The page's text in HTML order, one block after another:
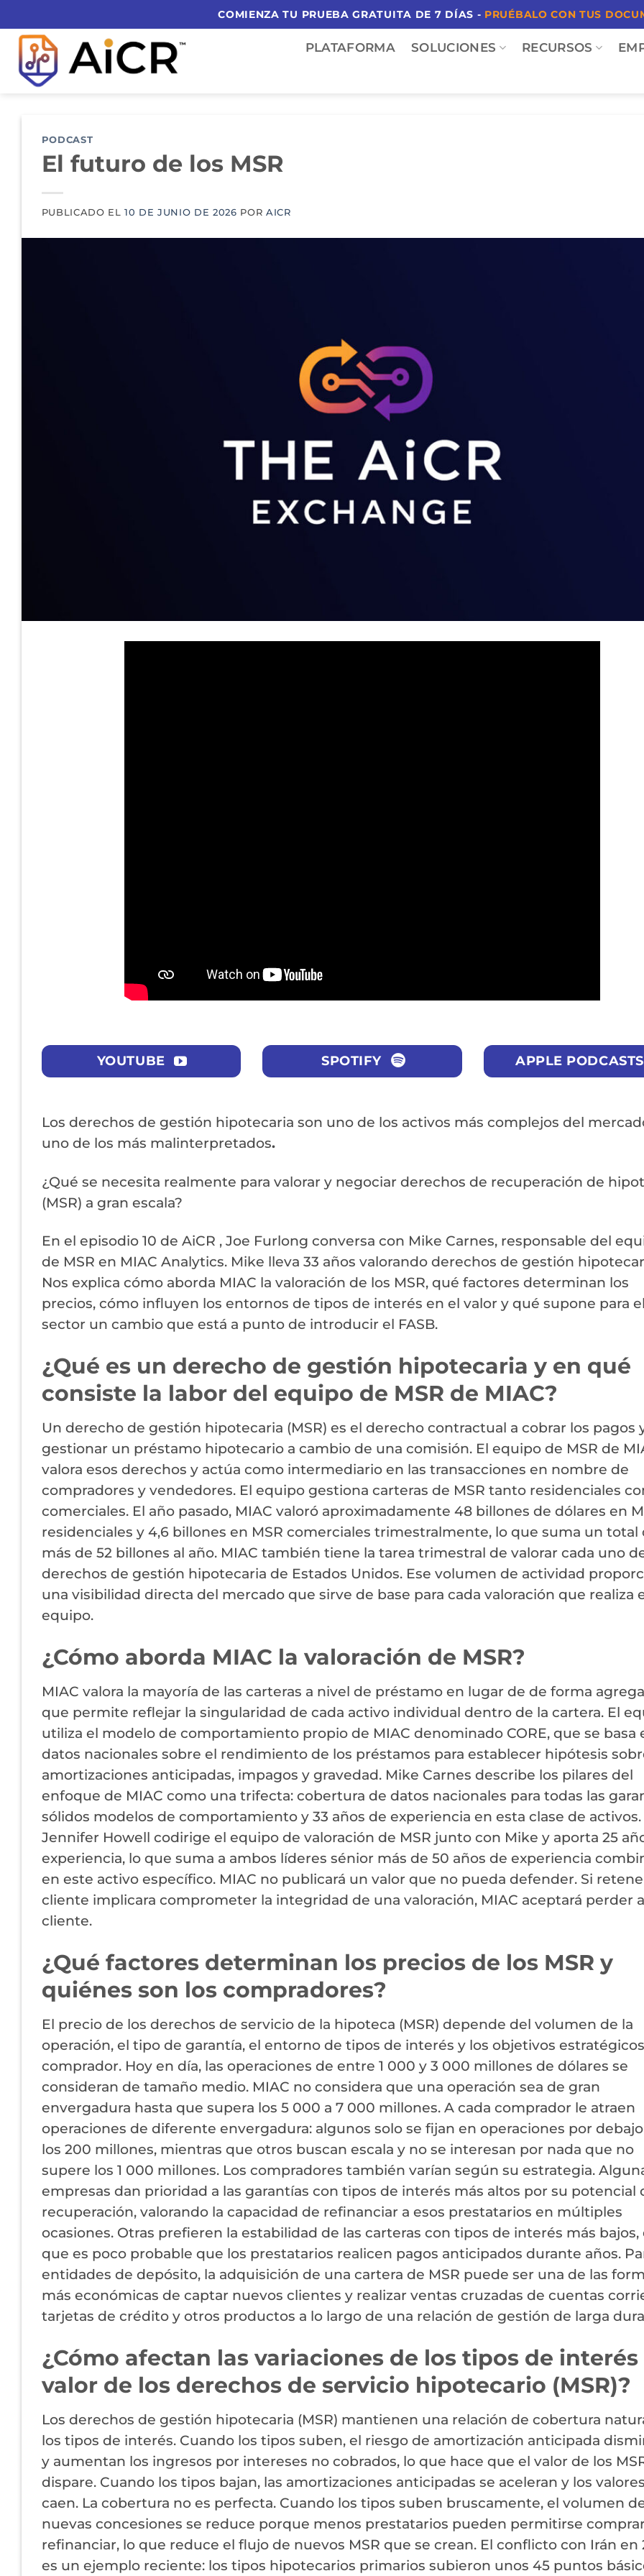
al
contenido
COMIENZA TU PRUEBA GRATUITA DE 7 DÍAS - PRUÉBALO CON TUS
PLATAFORMA SOLUCIONES RECURSOS
PODCAST
El futuro de los MSR
PUBLICADO EL10 DE JUNIO DE 2026 POR AICR
YOUTUBE SPOTIFY APPLE PODCASTS
Los derechos de gestión hipotecaria son uno de los activos más complejos del
uno de los más malinterpretados.
¿Qué se necesita realmente para valorar y negociar derechos de recuperación de
(MSR) a gran escala?
En el episodio 10 de AiCR , Joe Furlong conversa con Mike Carnes, responsable del
de MSR en MIAC Analytics. Mike lleva 33 años valorando derechos de gestión
Nos explica cómo aborda MIAC la valoración de los MSR, qué factores determinan los
precios, cómo influyen los entornos de tipos de interés en el valor y qué supone para el
sector un cambio que está a punto de introducir el FASB.
¿Qué es un derecho de gestión hipotecaria y en qué
consiste la labor del equipo de MSR de MIAC?
Un derecho de gestión hipotecaria (MSR) es el derecho contractual a cobrar los pagos
gestionar un préstamo hipotecario a cambio de una comisión. El equipo de MSR de
valora esos derechos y actúa como intermediario en las transacciones en nombre de
compradores y vendedores. El equipo gestiona carteras de MSR tanto residenciales
comerciales. El año pasado, MIAC valoró aproximadamente 48 billones de dólares en
residenciales y 4,6 billones en MSR comerciales trimestralmente, lo que suma un total
más de 52 billones al año. MIAC también tiene la tarea trimestral de valorar cada uno
derechos de gestión hipotecaria de Estados Unidos. Ese volumen de actividad
una visibilidad directa del mercado que sirve de base para cada valoración que realiza
equipo.
¿Cómo aborda MIAC la valoración de MSR?
MIAC valora la mayoría de las carteras a nivel de préstamo en lugar de de forma
que permite reflejar la singularidad de cada activo individual dentro de la cartera. El
utiliza el modelo de comportamiento propio de MIAC denominado CORE, que se basa
datos nacionales sobre el rendimiento de los préstamos para establecer hipótesis
amortizaciones anticipadas, impagos y gravedad. Mike Carnes describe los pilares del
enfoque de MIAC como una trifecta: cobertura de datos nacionales para todas las
sólidos modelos de comportamiento y 33 años de experiencia en esta clase de activos.
Jennifer Howell codirige el equipo de valoración de MSR junto con Mike y aporta 25
experiencia, lo que suma a ambos líderes sénior más de 50 años de experiencia
en este activo específico. MIAC no publicará un valor que no pueda defender. Si
cliente implicara comprometer la integridad de una valoración, MIAC aceptará perder
cliente.
¿Qué factores determinan los precios de los MSR y
quiénes son los compradores?
El precio de los derechos de servicio de la hipoteca (MSR) depende del volumen de la
operación, el tipo de garantía, el entorno de tipos de interés y los objetivos
comprador. Hoy en día, las operaciones de entre 1 000 y 3 000 millones de dólares se
consideran de tamaño medio. MIAC no considera que una operación sea de gran
envergadura hasta que supera los 5 000 a 7 000 millones. A cada comprador le atraen
operaciones de diferente envergadura: algunos solo se fijan en operaciones por
los 200 millones, mientras que otros buscan escala y no se interesan por nada que no
supere los 1 000 millones. Los compradores también varían según su estrategia.
empresas dan prioridad a las garantías con tipos de interés más altos por su potencial
recuperación, valorando la capacidad de refinanciar a esos prestatarios en múltiples
ocasiones. Otras prefieren la estabilidad de las carteras con tipos de interés más bajos,
que es poco probable que los prestatarios realicen pagos anticipados durante años.
entidades de depósito, la adquisición de una cartera de MSR puede ser una de las
más económicas de captar nuevos clientes y realizar ventas cruzadas de cuentas
tarjetas de crédito y otros productos a lo largo de una relación de gestión de larga
¿Cómo afectan las variaciones de los tipos de interés
valor de los derechos de servicio hipotecario (MSR)?
Los derechos de gestión hipotecaria (MSR) mantienen una relación de cobertura
los tipos de interés. Cuando los tipos suben, el riesgo de amortización anticipada
y aumentan los ingresos por intereses no cobrados, lo que hace que el valor de los
dispare. Cuando los tipos bajan, las amortizaciones anticipadas se aceleran y los valores
caen. La cobertura no es perfecta. Cuando los tipos suben bruscamente, el volumen
nuevas concesiones se reduce porque menos prestatarios pueden permitirse
refinanciar, lo que reduce el flujo de nuevos MSR que se crean. El conflicto con Irán en
es un ejemplo reciente: los tipos hipotecarios primarios subieron unos 45 puntos